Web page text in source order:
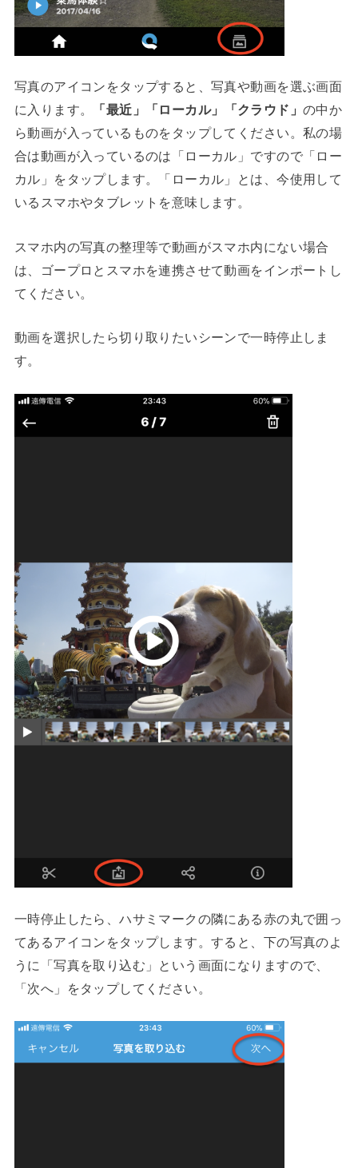
写真のアイコンをタップすると、写真や動画を選ぶ画面
に入ります。
「最近」「ローカル」「クラウド」 の中か
ら動画が入っているものをタップしてください。私の場
合は動画が入っているのは「ローカル」ですので「ロー
カル」をタップします。「ローカル」とは、今使用して
いるスマホやタブレットを意味します。
スマホ内の写真の整理等で動画がスマホ内にない場合
は、ゴープロとスマホを連携させて動画をインポートし
てください。
動画を選択したら切り取りたいシーンで一時停止しま
す。
一時停止したら、ハサミマークの隣にある赤の丸で囲っ
てあるアイコンをタップします。すると、下の写真のよ
うに「写真を取り込む」という画面になりますので、
「次へ」をタップしてください。